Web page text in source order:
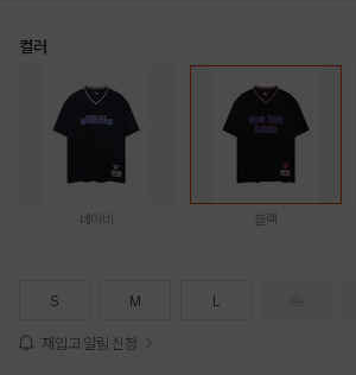
컬러
네이비 블랙
S M L
재입고 알림 신청